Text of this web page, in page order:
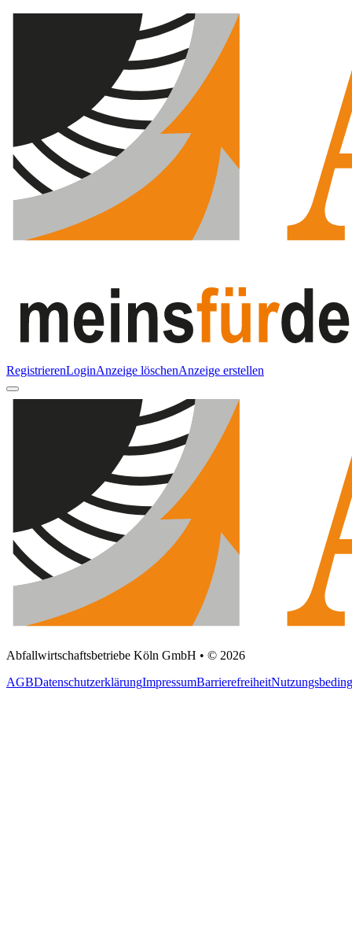
RegistrierenLoginAnzeige löschenAnzeige erstellen
Abfallwirtschaftsbetriebe Köln GmbH • © 2026
AGBDatenschutzerklärungImpressumBarrierefreiheit